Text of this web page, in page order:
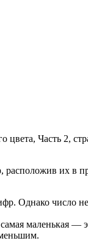
расположив их в
Однако число
маленькая —